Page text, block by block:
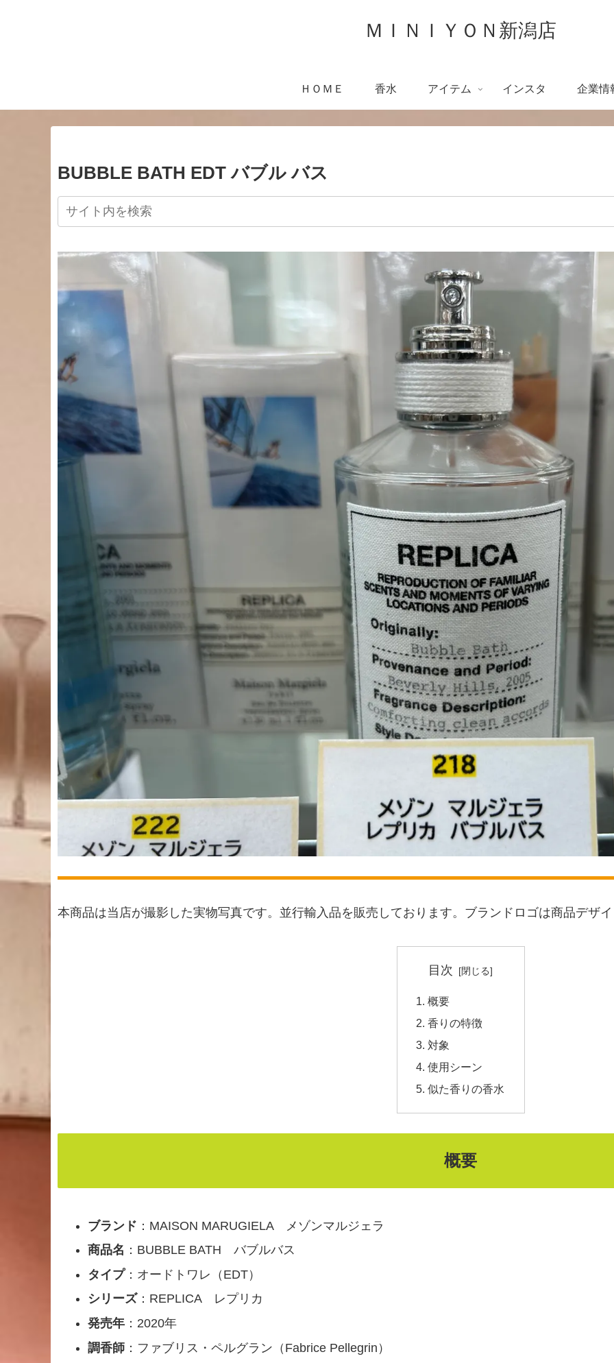
ＭＩＮＩＹＯＮ新潟店
ＨＯＭＥ 香水 アイテム インスタ 企業情
BUBBLE BATH EDT バブル バス
本商品は当店が撮影した実物写真です。並行輸入品を販売しております。ブランドロゴは商品デザ
目次
概要
香りの特徴
対象
使用シーン
似た香りの香水
概要
ブランド ：MAISON MARUGIELA メゾンマルジェラ
商品名 ：BUBBLE BATH バブルバス
タイプ：オードトワレ（EDT）
シリーズ：REPLICA レプリカ
発売年：2020年
調香師：ファブリス・ペルグラン（Fabrice Pellegrin）